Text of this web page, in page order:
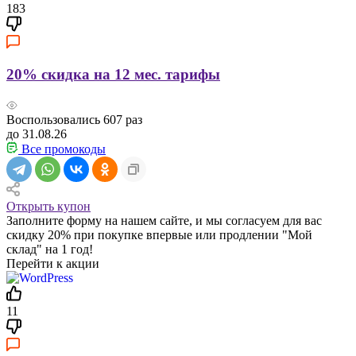
183
20% скидка на 12 мес. тарифы
Воспользовались 607 раз
до 31.08.26
Все промокоды
Открыть купон
Заполните форму на нашем сайте, и мы согласуем для вас
скидку 20% при покупке впервые или продлении "Мой
склад" на 1 год!
Перейти к акции
11